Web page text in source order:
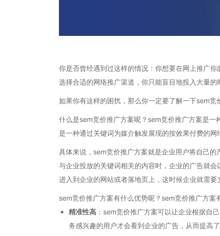
你是否曾经遇到过这样的情况：你想要在网上推广
选择合适的网络推广渠道，你只能盲目地投入大量
如果你有这样的困扰，那么你一定要了解一下sem
什么是sem竞价推广方案呢？sem竞价推广方案是
是一种通过关键词为媒介触发展现的按效果付费的网
具体来说，sem竞价推广方案就是企业用户将自己
与企业投放的关键词相关的内容时，企业的广告就
进入到企业的网站或者落地页上，这时候企业就需
sem竞价推广方案有什么优势呢？sem竞价推广方案
精准性高 ：sem竞价推广方案可以让企业根据自
务感兴趣的用户才会看到企业的广告，从而提高